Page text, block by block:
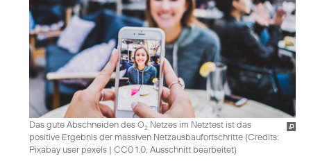
Das gute Abschneiden des O2 Netzes im Netztest ist das
positive Ergebnis der massiven Netzausbaufortschritte (Credits:
Pixabay user pexels | CC0 1.0, Ausschnitt bearbeitet)